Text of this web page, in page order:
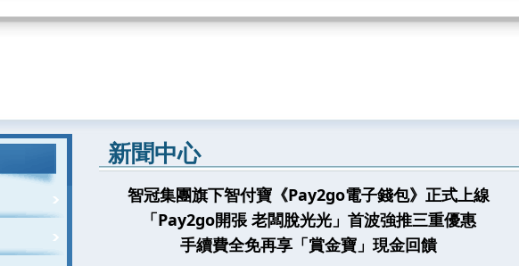
新聞中心
智冠集團旗下智付寶《Pay2go電子錢包》正式上線
「Pay2go開張 老闆脫光光」首波強推三重優惠
手續費全免再享「賞金寶」現金回饋